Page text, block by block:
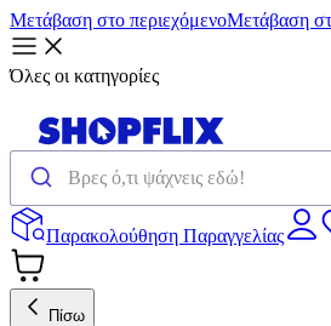
Μετάβαση στο περιεχόμενοΜετάβαση
Όλες οι κατηγορίες
Παρακολούθηση Παραγγελίας
Πίσω